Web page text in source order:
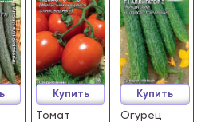
Томат
Купить
Огурец
Купить